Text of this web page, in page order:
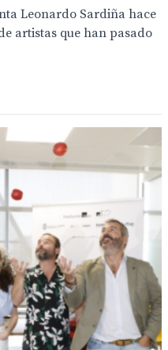
Leonardo Sardiña hace
artistas que han pasado